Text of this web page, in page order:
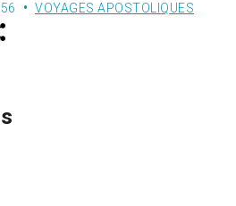
VOYAGES APOSTOLIQUES